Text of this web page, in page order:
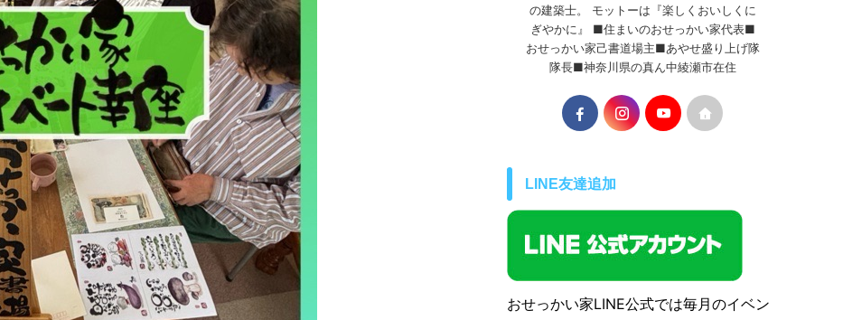
の建築士。 モットーは『楽しくおいしくに
ぎやかに』 ■住まいのおせっかい家代表■
おせっかい家己書道場主■あやせ盛り上げ隊
隊長■神奈川県の真ん中綾瀬市在住
LINE友達追加
おせっかい家LINE公式では毎月のイベン